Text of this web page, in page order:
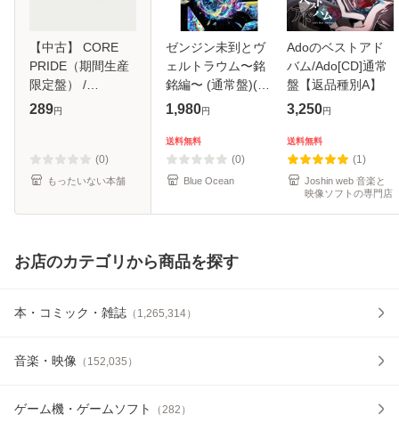
【中古】 CORE
PRIDE（期間生産
限定盤） /
UVERworld / [CD]
289円
(0)
もったいない本舗
ゼンジン未到とヴ
ェルトラウム〜銘
銘編〜 (通常盤)(2
枚組) [DVD]
1,980円
送料無料
(0)
Blue Ocean
Adoのベストアド
バム/Ado[CD]通常
盤【返品種別A】
3,250円
送料無料
(1)
Joshin web 音楽と
映像ソフトの専門店
お店のカテゴリから商品を探す
本・コミック・雑誌 （ 1,265,314）
音楽・映像 （ 152,035 ）
ゲーム機・ゲームソフト （282 ）